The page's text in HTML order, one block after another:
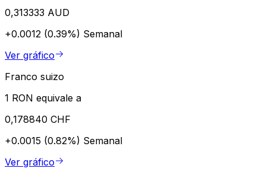
0,313333 AUD
+0.0012 (0.39%) Semanal
Ver gráfico
Franco suizo
1 RON equivale a
0,178840 CHF
+0.0015 (0.82%) Semanal
Ver gráfico